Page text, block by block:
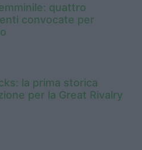
quattro
convocate per
la prima storica
per la Great Rivalry